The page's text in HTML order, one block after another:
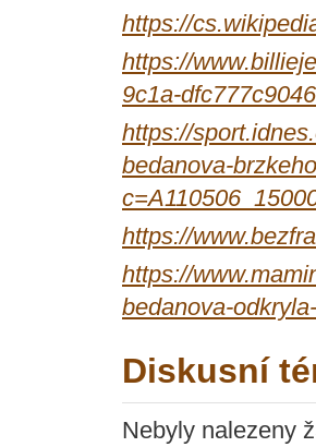
https://
https://
9c1a-
https://
bedanova-
https://
https://
bedanova-
Diskusní
Nebyly nalezeny